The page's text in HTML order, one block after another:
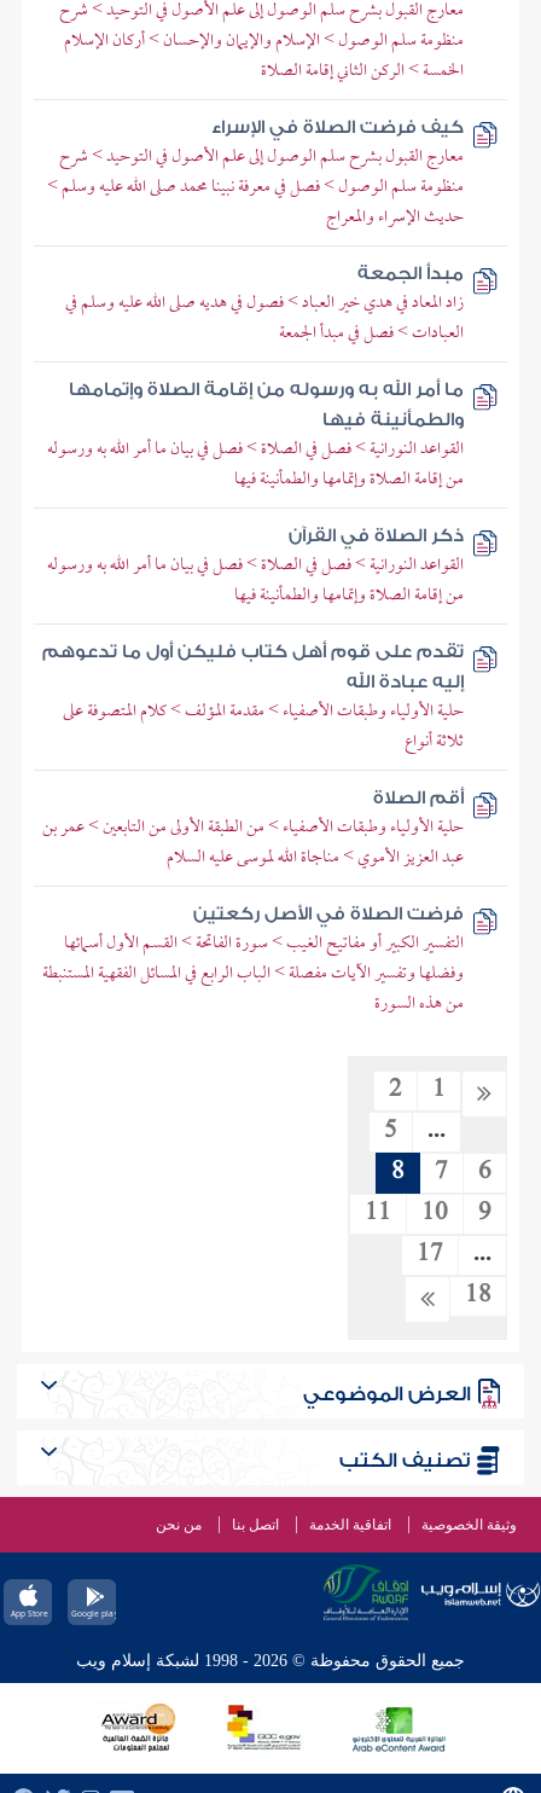
معارج القبول بشرح سلم الوصول إلى علم الأصول في التوحيد > شرح
منظومة سلم الوصول > الإسلام والإيمان والإحسان > أركان الإسلام
الخمسة > الركن الثاني إقامة الصلاة
كيف فرضت الصلاة في الإسراء
معارج القبول بشرح سلم الوصول إلى علم الأصول في التوحيد > شرح
منظومة سلم الوصول > فصل في معرفة نبينا محمد صلى الله عليه وسلم >
حديث الإسراء والمعراج
مبدأ الجمعة
زاد المعاد في هدي خير العباد > فصول في هديه صلى الله عليه وسلم في
العبادات > فصل في مبدأ الجمعة
ما أمر الله به ورسوله من إقامة الصلاة وإتمامها
والطمأنينة فيها
القواعد النورانية > فصل في الصلاة > فصل في بيان ما أمر الله به ورسوله
من إقامة الصلاة وإتمامها والطمأنينة فيها
ذكر الصلاة في القرآن
القواعد النورانية > فصل في الصلاة > فصل في بيان ما أمر الله به ورسوله
من إقامة الصلاة وإتمامها والطمأنينة فيها
تقدم على قوم أهل كتاب فليكن أول ما تدعوهم
إليه عبادة الله
حلية الأولياء وطبقات الأصفياء > مقدمة المؤلف > كلام المتصوفة على
ثلاثة أنواع
أقم الصلاة
حلية الأولياء وطبقات الأصفياء > من الطبقة الأولى من التابعين > عمر بن
عبد العزيز الأموي > مناجاة الله لموسى عليه السلام
فرضت الصلاة في الأصل ركعتين
التفسير الكبير أو مفاتيح الغيب > سورة الفاتحة > القسم الأول أسمائها
وفضلها وتفسير الآيات مفصلة > الباب الرابع في المسائل الفقهية المستنبطة
من هذه السورة
1
2
...
5
6
7
8
9
10
11
...
17
18
العرض الموضوعي
تصنيف الكتب
وثيقة الخصوصية اتفاقية الخدمة اتصل بنا من نحن
جميع الحقوق محفوظة © 2026 - 1998 لشبكة إسلام ويب